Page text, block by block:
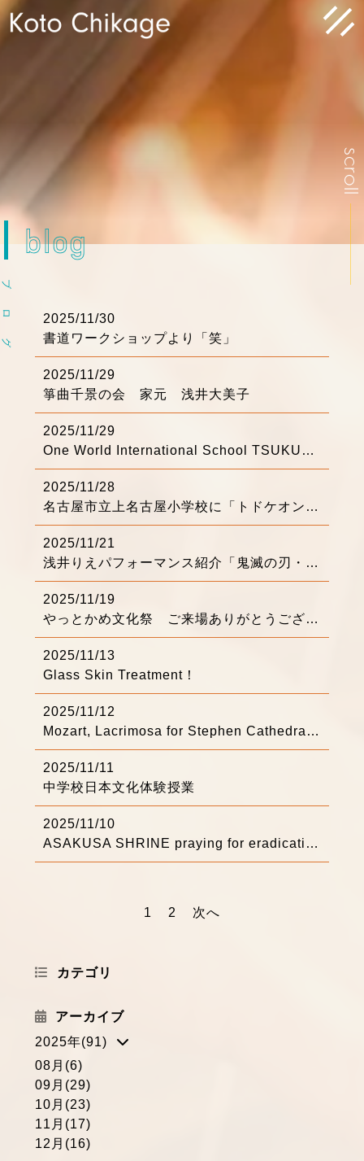
scroll
blog
ブ
ロ
グ
2025/11/30
書道ワークショップより「笑」
2025/11/29
箏曲千景の会 家元 浅井大美子
2025/11/29
One World International School TSUKUBAにてワークショップを開催いたしました
2025/11/28
名古屋市立上名古屋小学校に「トドケオンガク」で参ります♪
2025/11/21
浅井りえパフォーマンス紹介「鬼滅の刃・紅蓮華」
2025/11/19
やっとかめ文化祭 ご来場ありがとうございました！
2025/11/13
Glass Skin Treatment！
2025/11/12
Mozart, Lacrimosa for Stephen Cathedral 浅井りえパフォーマンス紹介
2025/11/11
中学校日本文化体験授業
2025/11/10
ASAKUSA SHRINE praying for eradicatin of COVID-19 浅井りえパフォーマンス紹介
1 2 次へ
カテゴリ
アーカイブ
2025年(91)
08月(6)
09月(29)
10月(23)
11月(17)
12月(16)